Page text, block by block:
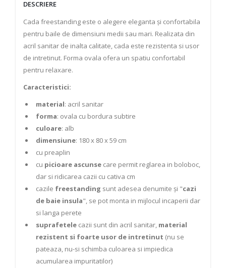
DESCRIERE
Cada freestanding este o alegere eleganta și confortabila
pentru baile de dimensiuni medii sau mari. Realizata din
acril sanitar de inalta calitate, cada este rezistenta si usor
de intretinut. Forma ovala ofera un spatiu confortabil
pentru relaxare.
Caracteristici:
material: acril sanitar
forma: ovala cu bordura subtire
culoare: alb
dimensiune: 180 x 80 x 59 cm
cu preaplin
cu picioare ascunse care permit reglarea in boloboc,
dar si ridicarea cazii cu cativa cm
cazile freestanding sunt adesea denumite și "cazi
de baie insula", se pot monta in mijlocul incaperii dar
si langa perete
suprafetele cazii sunt din acril sanitar, material
rezistent si foarte usor de intretinut (nu se
pateaza, nu-si schimba culoarea si impiedica
acumularea impuritatilor)